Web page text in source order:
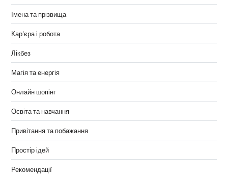
Імена та прізвища
Кар'єра і робота
Лікбез
Магія та енергія
Онлайн шопінг
Освіта та навчання
Привітання та побажання
Простір ідей
Рекомендації